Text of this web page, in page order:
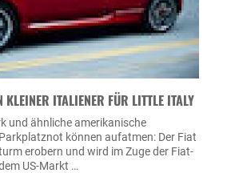
ITALIENER FÜR LITTLE ITALY
und ähnliche amerikanische
können aufatmen: Der Fiat
erobern und wird im Zuge der Fiat-
US-Markt …